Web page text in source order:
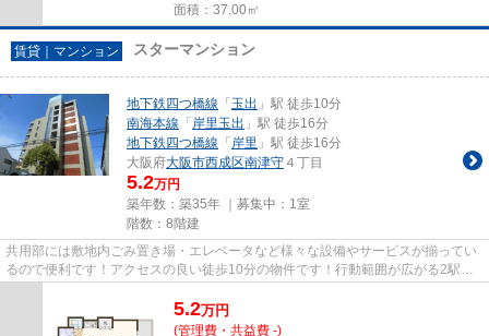
面積：37.00㎡
賃貸｜マンション スターマンション
地下鉄四つ橋線 「 玉出 」駅 徒歩10分
南海本線 「 岸里玉出 」駅 徒歩16分
地下鉄四つ橋線 「 岸里 」駅 徒歩16分
大阪府大阪市西成区南津守 ４丁目
5.2万円
築年数：築35年 ｜募集中： 1室
階数：8階建
共用部には敷地内ごみ置き場・エレベータなど様々な設備やサービスが揃ってい
るので便利です！アクセスの良い徒歩10分の物件です！行動範囲が広がる2駅利
5.2万円
(管理費・共益費 -)